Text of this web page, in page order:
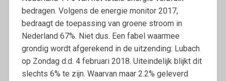
bedragen. Volgens de energie monitor 2017,
bedraagt de toepassing van groene stroom in
Nederland 67%. Niet dus. Een fabel waarmee
grondig wordt afgerekend in de uitzending: Lubach
op Zondag d.d. 4 februari 2018. Uiteindelijk blijkt dit
slechts 6% te zijn. Waarvan maar 2.2% geleverd